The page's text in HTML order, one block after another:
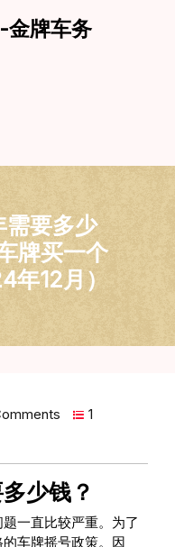
金牌车务
需要多少
牌买一个
12月）
1
少钱？
一直比较严重。为了
车牌摇号政策。因